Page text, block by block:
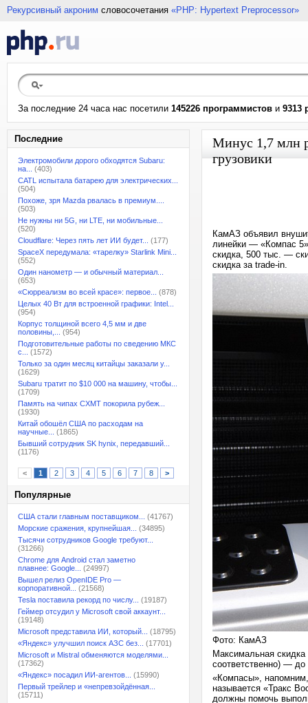
Рекурсивный акроним словосочетания «PHP: Hypertext Preprocessor»
За последние 24 часа нас посетили 145226 программистов и 9313
Последние
Электромобили дорого обходятся Subaru:
на...
(403)
CATL испытала батарею для электрических...
(504)
Похоже, зря Mazda рвалась в премиум....
(503)
Не нужны ни 5G, ни LTE, ни мобильные...
(520)
Cloudflare: Через пять лет ИИ будет...
(177)
SpaceX передумала: «тарелку» Starlink Mini...
(552)
Один нанометр — и обычный материал...
(653)
«Сюрреализм во всей красе»: первое...
(878)
Целых 40 Вт для встроенной графики: Intel...
(954)
Корпус толщиной всего 4,5 мм и две
половины,...
(954)
Подготовительные работы по сведению МКС
с...
(1572)
Только за один месяц китайцы заказали у...
(1629)
Subaru тратит по $10 000 на машину, чтобы...
(1709)
Память на чипах CXMT покорила рубеж...
(1930)
Китай обошёл США по расходам на
научные...
(1865)
Бывший сотрудник SK hynix, передавший...
(1176)
< 1 2 3 4 5 6 7 8 >
Популярные
США стали главным поставщиком...
(41767)
Морские сражения, крупнейшая...
(34895)
Тысячи сотрудников Google требуют...
(31266)
Chrome для Android стал заметно
плавнее: Google...
(24997)
Вышел релиз OpenIDE Pro —
корпоративной...
(21568)
Tesla поставила рекорд по числу...
(19187)
Геймер отсудил у Microsoft свой аккаунт...
(19148)
Microsoft представила ИИ, который...
(18795)
«Яндекс» улучшил поиск АЗС без...
(17701)
Microsoft и Mistral обменяются моделями...
(17362)
«Яндекс» посадил ИИ-агентов...
(15990)
Первый трейлер и «непревзойдённая...
(15711)
Минус 1,7 млн
грузовики
КамАЗ объявил
линейки — «Компас
скидка, 500 тыс. —
скидка за trade-in.
Фото: КамАЗ
Максимальная
соответственно) —
«Компасы»,
называется «Тракс
должны помочь